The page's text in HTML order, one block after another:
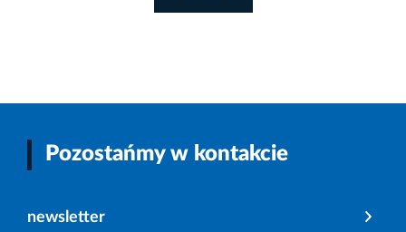
Pozostańmy w kontakcie
newsletter